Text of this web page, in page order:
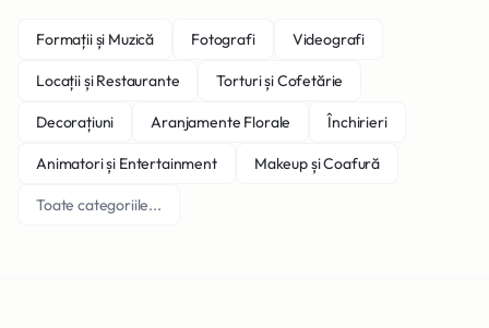
Formații și Muzică Fotografi Videografi
Locații și Restaurante Torturi și Cofetărie
Decorațiuni Aranjamente Florale Închirieri
Animatori și Entertainment Makeup și Coafură
Toate categoriile...